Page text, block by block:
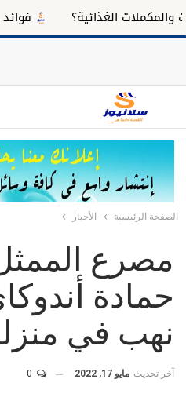
الغذائية؟ فوائد
الصفحة الرئيسية الأخبار
مصرع
حمادة
نهب في
آخر تحديث مايو 17, 2022